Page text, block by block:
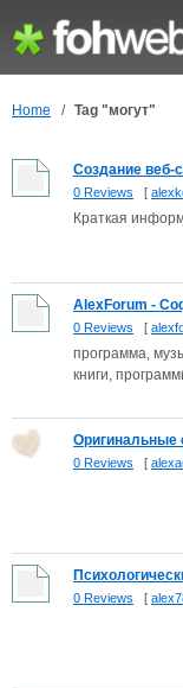
Home / Tag "могут"
Создание веб-
0 Reviews [
Краткая
AlexForum -
0 Reviews [
программа,
книги,
Оригинальные
0 Reviews [
0 Reviews [